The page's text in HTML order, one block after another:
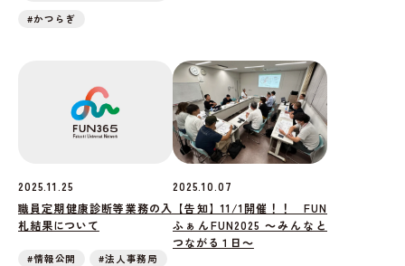
#かつらぎ
2025.11.25
職員定期健康診断等業務の入
札結果について
#情報公開 #法人事務局
2025.10.07
【告知】11/1開催！！ FUN
ふぁんFUN2025 ～みんなと
つながる１日～